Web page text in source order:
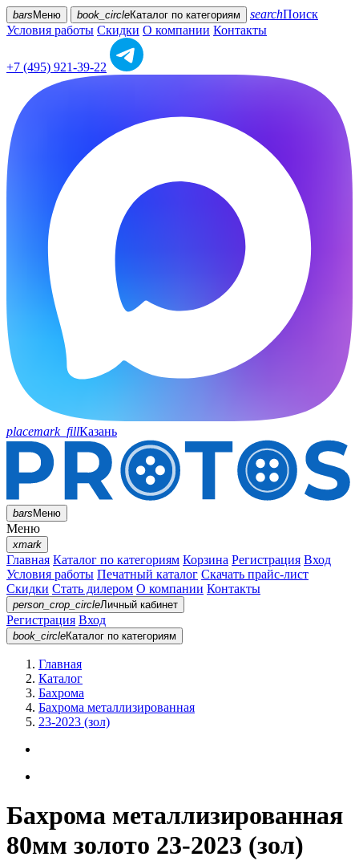
bars Меню book_circleКаталог по категориям searchПоиск
Условия работы Скидки О компании Контакты
+7 (495) 921-39-22
placemark_fillКазань
barsМеню
Меню
xmark
Главная Каталог по категориям Корзина Регистрация Вход
Условия работы Печатный каталог Скачать прайс-лист
Скидки Стать дилером О компании Контакты
person_crop_circleЛичный кабинет
Регистрация Вход
book_circleКаталог по категориям
Главная
Каталог
Бахрома
Бахрома металлизированная
23-2023 (зол)
Бахрома металлизированная
80мм золото 23-2023 (зол)